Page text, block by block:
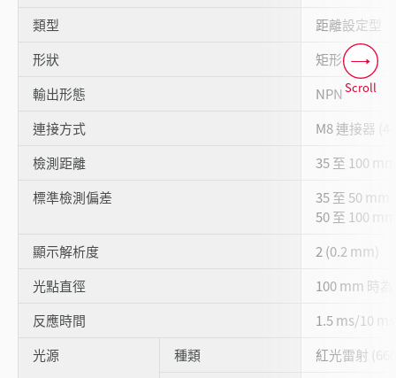
類型
距離設定型
形狀
矩形
輸出形態
NPN
連接方式
M8 連接器
檢測距離
35 至 100
標準檢測偏差
35 至 50 mm
50 至 100
顯示解析度
2 (0.2 mm)
光點直徑
100 mm 時
反應時間
1.5 ms/10
光源
種類
紅光雷射
Scroll